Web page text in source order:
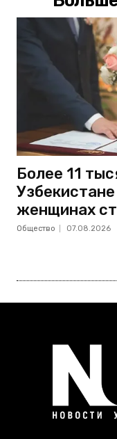
Более 11
женщинах
Общество 07.08.2026